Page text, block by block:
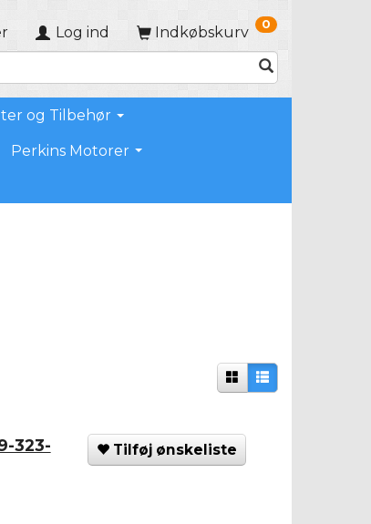
Indkøbskurv 0
Log ind
og Tilbehør
Perkins Motorer
323-
Tilføj ønskeliste